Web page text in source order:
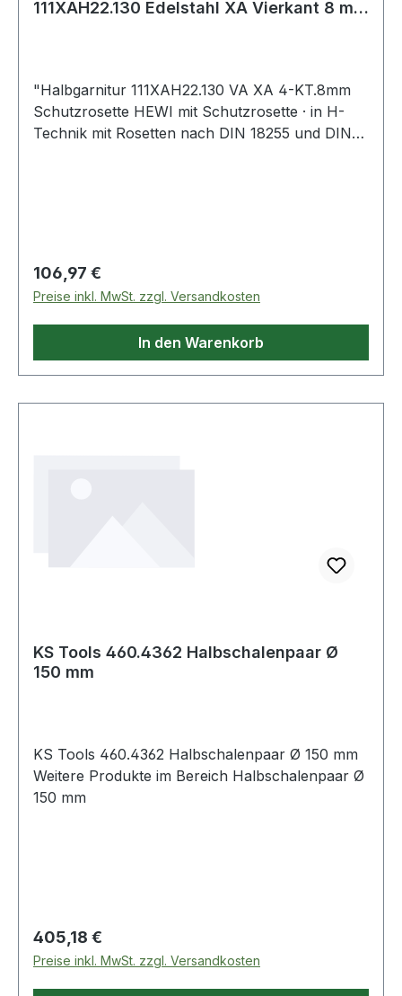
111XAH22.130 Edelstahl XA Vierkant 8 mm
"Halbgarnitur 111XAH22.130 VA XA 4-KT.8mm
Schutzrosette HEWI mit Schutzrosette · in H-
Technik mit Rosetten nach DIN 18255 und DIN
55 mm, 12 mm hoch, gehärtet, Innenrosette,
Durchmesser 55 mm, 10,5 mm hoch.
Gebrauchskategorie: Klasse 4
Feuerschutzgarnitur mit VK 9 mm, nach DIN
Regulärer Preis:
106,97 €
Preise inkl. MwSt. zzgl. Versandkosten
In den Warenkorb
KS Tools 460.4362 Halbschalenpaar Ø
150 mm
KS Tools 460.4362 Halbschalenpaar Ø 150 mm
Weitere Produkte im Bereich Halbschalenpaar Ø
150 mm
Regulärer Preis:
405,18 €
Preise inkl. MwSt. zzgl. Versandkosten